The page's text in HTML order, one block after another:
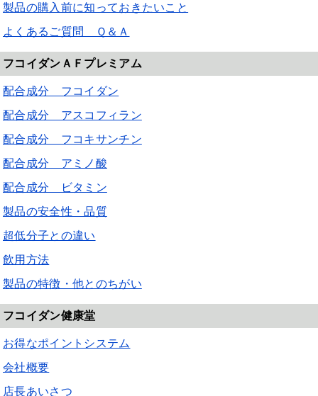
製品の購入前に知っておきたいこと
よくあるご質問 Ｑ＆Ａ
フコイダンＡＦプレミアム
配合成分 フコイダン
配合成分 アスコフィラン
配合成分 フコキサンチン
配合成分 アミノ酸
配合成分 ビタミン
製品の安全性・品質
超低分子との違い
飲用方法
製品の特徴・他とのちがい
フコイダン健康堂
お得なポイントシステム
会社概要
店長あいさつ